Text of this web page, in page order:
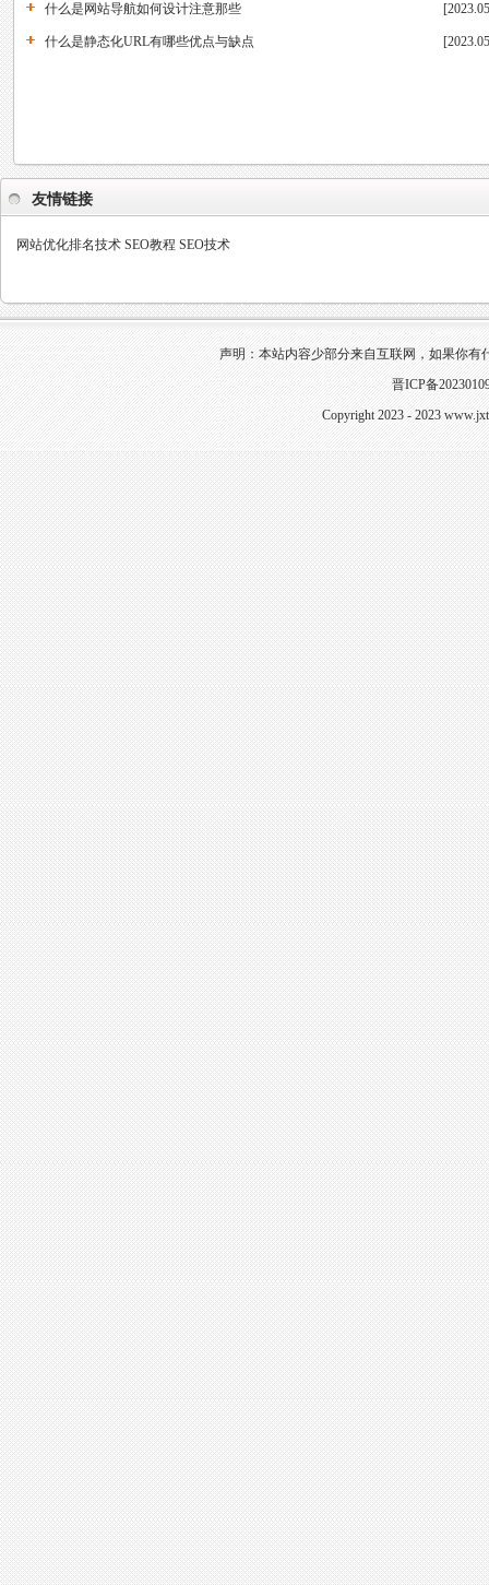
什么是网站导航如何设计注意那些
什么是静态化URL有哪些优点与缺点
友情链接
网站优化排名技术 SEO教程 SEO技术
声明：本站内容少部分来自互联网，如果你
晋ICP备
Copyright 2023 - 2023